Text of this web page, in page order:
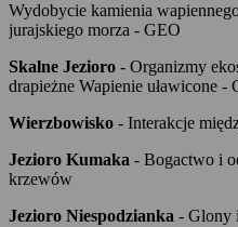
Wydobycie kamienia
jurajskiego morza - GEO
Skalne Jezioro - Organizmy
drapieżne Wapienie uławicone -
Wierzbowisko - Interakcje
Jezioro Kumaka - Bogactwo i
krzewów
Jezioro Niespodzianka - Glony